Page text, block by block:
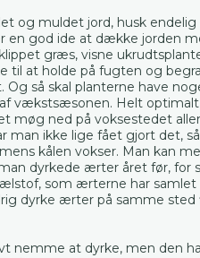
og muldet jord, husk endelig
en god ide at dække jorden
græs, visne
til at holde på fugten og
Og så skal planterne have
vækstsæsonen. Helt optimalt
møg ned på voksestedet
man ikke lige fået gjort det,
kålen vokser. Man kan
dyrkede ærter året før, for
som ærterne har samlet
dyrke ærter på samme sted
nemme at dyrke, men den